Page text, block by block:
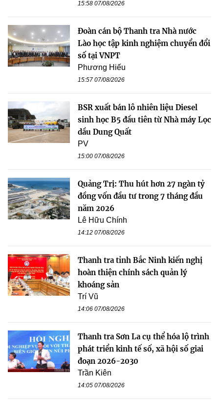
15:58 07/08/2026
Đoàn cán bộ Thanh tra Nhà nước
Lào học tập kinh nghiệm chuyển đổi
số tại VNPT
Phương Hiếu
15:57 07/08/2026
BSR xuất bán lô nhiên liệu Diesel
sinh học B5 đầu tiên từ Nhà máy Lọc
dầu Dung Quất
PV
15:00 07/08/2026
Quảng Trị: Thu hút hơn 27 ngàn tỷ
đồng vốn đầu tư trong 7 tháng đầu
năm 2026
Lê Hữu Chính
14:12 07/08/2026
Thanh tra tỉnh Bắc Ninh kiến nghị
hoàn thiện chính sách quản lý
khoáng sản
Trí Vũ
14:06 07/08/2026
Thanh tra Sơn La cụ thể hóa lộ trình
phát triển kinh tế số, xã hội số giai
đoạn 2026-2030
Trần Kiên
14:05 07/08/2026